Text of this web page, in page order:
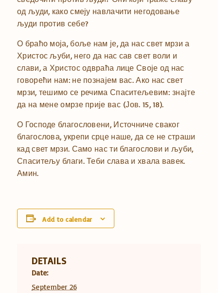
од људи, како смеју навлачити негодовање
људи против себе?
О браћо моја, боље нам је, да нас свет мрзи а
Христос љуби, него да нас сав свет воли и
слави, а Христос одвраћа лице Своје од нас
говорећи нам: не познајем вас. Ако нас свет
мрзи, тешимо се речима Спаситељевим: знајте
да на мене омрзе прије вас (Јов. 15, 18).
О Господе благословени, Источниче сваког
благослова, укрепи срце наше, да се не страши
кад свет мрзи. Само нас ти благослови и љуби,
Спаситељу благи. Теби слава и хвала вавек.
Амин.
Add to calendar
DETAILS
Date:
September 26